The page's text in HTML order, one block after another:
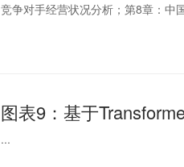
竞争对手经营状况分析；第8章：中
图表9：基于
...